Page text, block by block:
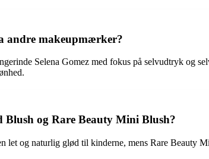
andre makeupmærker?
Selena Gomez med fokus på selvudtryk og
og Rare Beauty Mini Blush?
og naturlig glød til kinderne, mens Rare Beauty